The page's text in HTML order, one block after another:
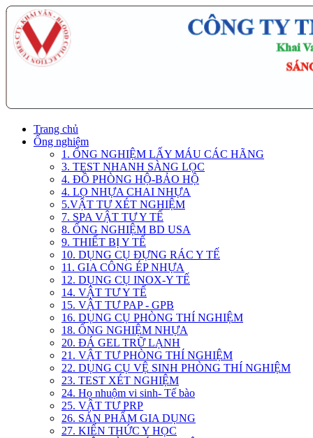
Trang chủ
Ống nghiệm
1. ỐNG NGHIỆM LẤY MÁU CÁC HÃNG
3. TEST NHANH SÀNG LỌC
4. ĐỒ PHÒNG HỘ-BẢO HỘ
4. LỌ NHỰA CHAI NHỰA
5.VẬT TƯ XÉT NGHIỆM
7. SPA VẬT TƯ Y TẾ
8. ỐNG NGHIỆM BD USA
9. THIẾT BỊ Y TẾ
10. DỤNG CỤ ĐỰNG RÁC Y TẾ
11. GIA CÔNG ÉP NHỰA
12. DỤNG CỤ INOX-Y TẾ
14. VẬT TƯ Y TẾ
15. VẬT TƯ PAP - GPB
16. DỤNG CỤ PHÒNG THÍ NGHIỆM
18. ỐNG NGHIỆM NHỰA
20. ĐÁ GEL TRỮ LẠNH
21. VẬT TƯ PHÒNG THÍ NGHIỆM
22. DỤNG CỤ VỆ SINH PHÒNG THÍ NGHIỆM
23. TEST XÉT NGHIỆM
24. Họ nhuộm vi sinh- Tế bào
25. VẬT TƯ PRP
26. SẢN PHẨM GIA DỤNG
27. KIẾN THỨC Y HỌC